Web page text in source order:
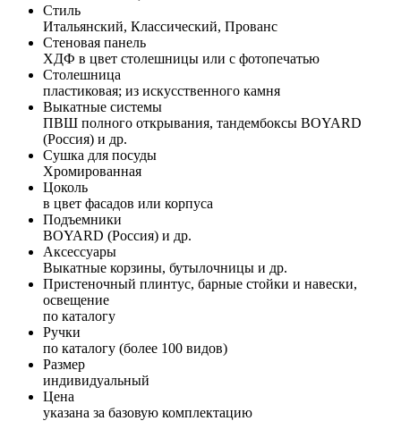
Стиль
Итальянский, Классический, Прованс
Стеновая панель
ХДФ в цвет столешницы или с фотопечатью
Столешница
пластиковая; из искусственного камня
Выкатные системы
ПВШ полного открывания, тандембоксы BOYARD
(Россия) и др.
Сушка для посуды
Хромированная
Цоколь
в цвет фасадов или корпуса
Подъемники
BOYARD (Россия) и др.
Аксессуары
Выкатные корзины, бутылочницы и др.
Пристеночный плинтус, барные стойки и навески,
освещение
по каталогу
Ручки
по каталогу (более 100 видов)
Размер
индивидуальный
Цена
указана за базовую комплектацию